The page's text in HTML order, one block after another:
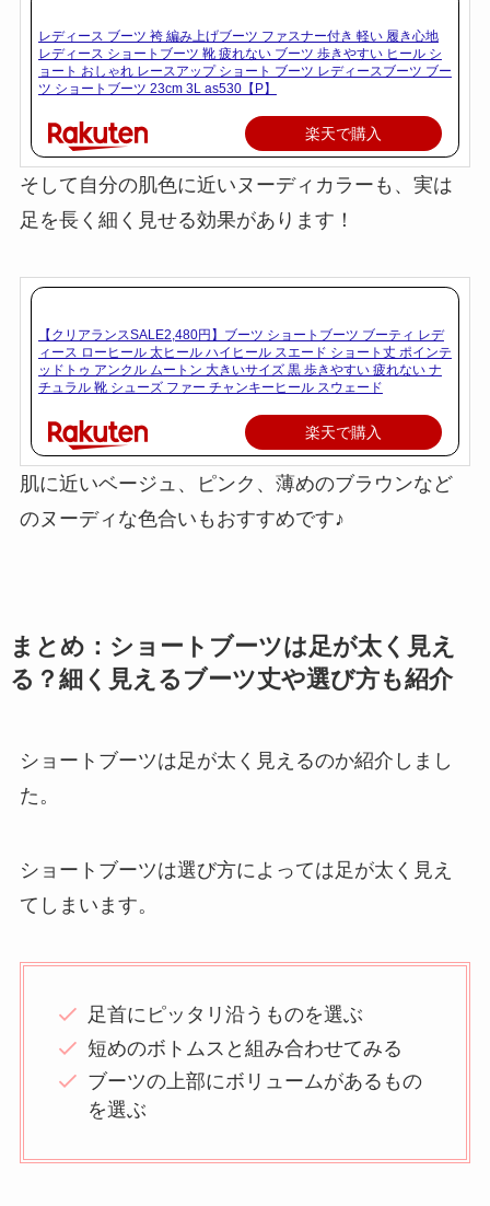
レディース ブーツ 袴 編み上げブーツ ファスナー付き 軽い 履き心地
レディース ショートブーツ 靴 疲れない ブーツ 歩きやすい ヒール シ
ョート おしゃれ レースアップ ショート ブーツ レディースブーツ ブー
ツ ショートブーツ 23cm 3L as530【P】
楽天で購入
そして自分の肌色に近いヌーディカラーも、実は
足を長く細く見せる効果があります！
【クリアランスSALE2,480円】ブーツ ショートブーツ ブーティ レデ
ィース ローヒール 太ヒール ハイヒール スエード ショート丈 ポインテ
ッドトゥ アンクル ムートン 大きいサイズ 黒 歩きやすい 疲れない ナ
チュラル 靴 シューズ ファー チャンキーヒール スウェード
楽天で購入
肌に近いベージュ、ピンク、薄めのブラウンなど
のヌーディな色合いもおすすめです♪
まとめ：ショートブーツは足が太く見え
る？細く見えるブーツ丈や選び方も紹介
ショートブーツは足が太く見えるのか紹介しまし
た。
ショートブーツは選び方によっては足が太く見え
てしまいます。
足首にピッタリ沿うものを選ぶ
短めのボトムスと組み合わせてみる
ブーツの上部にボリュームがあるもの
を選ぶ